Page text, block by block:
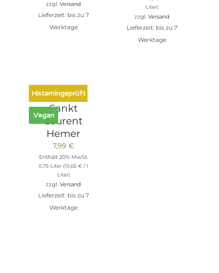
zzgl.Versand
Lieferzeit: bis zu 7
Werktage
Liter)
zzgl.Versand
Lieferzeit: bis zu 7
Werktage
Histamingeprüft
Vegan
Sankt
Laurent
Hemer
7,99€
Enthält 20% MwSt.
0,75 Liter (10,65 €/ 1
Liter)
zzgl.Versand
Lieferzeit: bis zu 7
Werktage